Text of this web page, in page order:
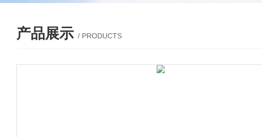
产品展示 / PRODUCTS